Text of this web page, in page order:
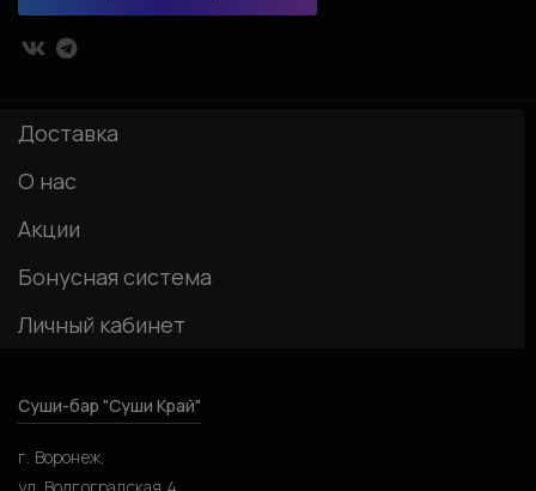
Доставка
О нас
Акции
Бонусная система
Личный кабинет
Суши-бар "Суши Край"
г. Воронеж,
ул. Волгоградская 4